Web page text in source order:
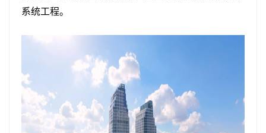
系统工程。